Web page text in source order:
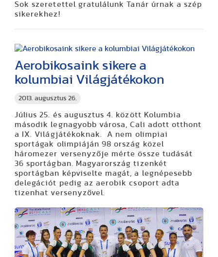
Sok szeretettel gratulálunk Tanár úrnak a szép
sikerekhez!
2013. augusztus 26.
Aerobikosaink sikere a
kolumbiai Világjátékokon
Július 25. és augusztus 4. között Kolumbia
második legnagyobb városa, Cali adott otthont
a IX. Világjátékoknak. A nem olimpiai
sportágak olimpiáján 98 ország közel
háromezer versenyzője mérte össze tudását
36 sportágban. Magyarország tizenkét
sportágban képviselte magát, a legnépesebb
delegációt pedig az aerobik csoport adta
tizenhat versenyzővel.